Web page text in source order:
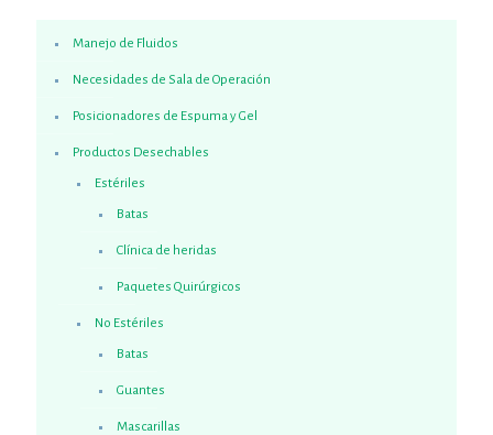
Manejo de Fluidos
Necesidades de Sala de Operación
Posicionadores de Espuma y Gel
Productos Desechables
Estériles
Batas
Clínica de heridas
Paquetes Quirúrgicos
No Estériles
Batas
Guantes
Mascarillas